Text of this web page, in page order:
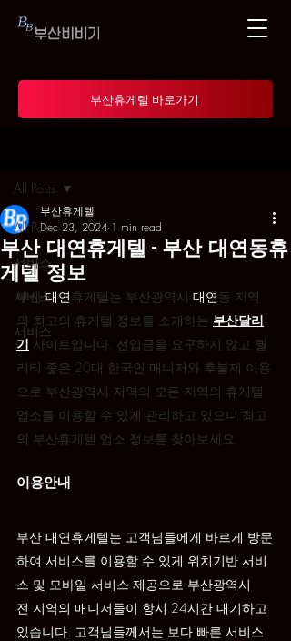
부산휴게텔 바로가기
All Posts
서비스
서비스
서비스
All Posts
부산 대연휴게텔 - 부산 대연동휴
게텔 정보
부산휴게텔
Dec 23, 2024 1 min read
부산 대연휴게텔는 부산광역시 대연동 지역
의 최고의 휴게텔 정보를 소개하는 부산달리
기 사이트입니다. 선입금을 요구하지 않고 퀄
리티 좋은 20대 한국인 매니저와 후불제 이용
으로 부산광역시 지역의 모든 지역의 휴게텔
업소를 이용할 수 있게 관리하고 있으니 최고
의 부산휴게텔 업소 정보를 찾아보세요.
이용안내
부산 대연휴게텔는 고객님들에게 바르게 방문
하여 서비스를 이용할 수 있게 위치기반 서비
스 및 모바일 서비스 제공으로 부산광역시
전 지역의 매니저들이 항시 24시간 대기하고
있습니다. 고객님들께서는 보다 빠른 서비스